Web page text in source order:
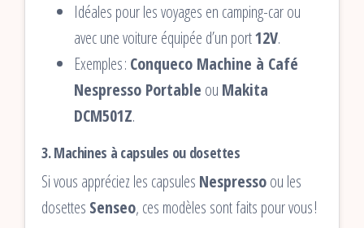
Idéales pour les voyages en camping-car ou
avec une voiture équipée d’un port12V.
Exemples : Conqueco Machine à Café
Nespresso Portable ou Makita
DCM501Z.
3.Machines à capsules ou dosettes
Si vous appréciez les capsules Nespressoou les
dosettes Senseo, ces modèles sont faits pour vous !